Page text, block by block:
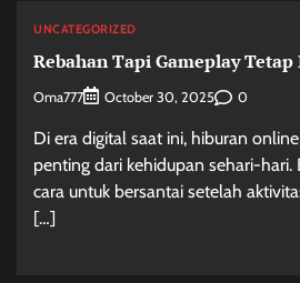
UNCATEGORIZED
Rebahan Tapi Gameplay
Oma777 October 30, 2025 0
Di era digital saat ini, hiburan
penting dari kehidupan sehari-hari.
cara untuk bersantai setelah
[…]